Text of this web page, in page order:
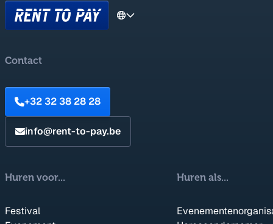
Contact
+32 32 38 28 28
info@rent-to-pay.be
Huren voor...
Festival
Huren als...